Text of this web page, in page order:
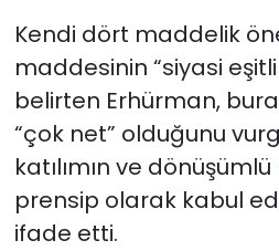
Kendi dört maddelik
maddesinin “siyasi
belirten Erhürman,
“çok net” olduğunu
katılımın ve dönüşümlü
prensip olarak kabul
ifade etti.